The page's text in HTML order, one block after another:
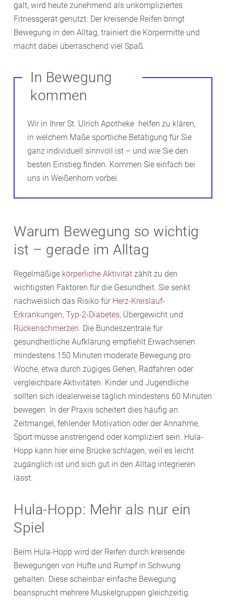
galt, wird heute zunehmend als unkompliziertes
Fitnessgerät genutzt. Der kreisende Reifen bringt
Bewegung in den Alltag, trainiert die Körpermitte und
macht dabei überraschend viel Spaß.
In Bewegung
kommen
Wir in Ihrer St. Ulrich Apotheke helfen zu klären,
in welchem Maße sportliche Betätigung für Sie
ganz individuell sinnvoll ist – und wie Sie den
besten Einstieg finden. Kommen Sie einfach bei
uns in Weißenhorn vorbei.
Warum Bewegung so wichtig
ist – gerade im Alltag
Regelmäßige körperliche Aktivität zählt zu den
wichtigsten Faktoren für die Gesundheit. Sie senkt
nachweislich das Risiko für Herz-Kreislauf-
Erkrankungen, Typ-2-Diabetes, Übergewicht und
Rückenschmerzen. Die Bundeszentrale für
gesundheitliche Aufklärung empfiehlt Erwachsenen
mindestens 150 Minuten moderate Bewegung pro
Woche, etwa durch zügiges Gehen, Radfahren oder
vergleichbare Aktivitäten. Kinder und Jugendliche
sollten sich idealerweise täglich mindestens 60 Minuten
bewegen. In der Praxis scheitert dies häufig an
Zeitmangel, fehlender Motivation oder der Annahme,
Sport müsse anstrengend oder kompliziert sein. Hula-
Hopp kann hier eine Brücke schlagen, weil es leicht
zugänglich ist und sich gut in den Alltag integrieren
lässt.
Hula-Hopp: Mehr als nur ein
Spiel
Beim Hula-Hopp wird der Reifen durch kreisende
Bewegungen von Hüfte und Rumpf in Schwung
gehalten. Diese scheinbar einfache Bewegung
beansprucht mehrere Muskelgruppen gleichzeitig.